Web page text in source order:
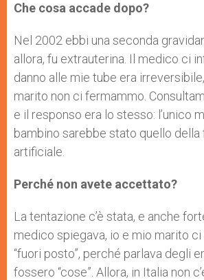
Che cosa accade dopo?
Nel 2002 ebbi una seconda
allora, fu extrauterina. Il medico ci
danno alle mie tube era
marito non ci fermammo.
e il responso era lo stesso: l’unico
bambino sarebbe stato quello
artificiale.
Perché non avete accettato?
La tentazione c’è stata, e anche
medico spiegava, io e mio marito
“fuori posto”, perché parlava degli
fossero “cose”. Allora, in Italia non